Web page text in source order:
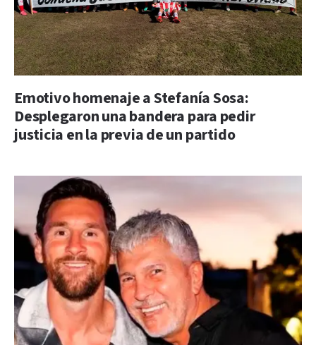
Emotivo homenaje a Stefanía Sosa:
Desplegaron una bandera para pedir
justicia en la previa de un partido